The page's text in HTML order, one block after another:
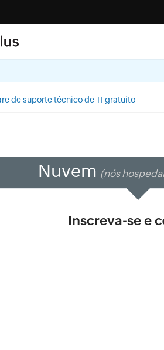
de suporte técnico de TI gratuito
Nuvem (nós
Inscreva-se e